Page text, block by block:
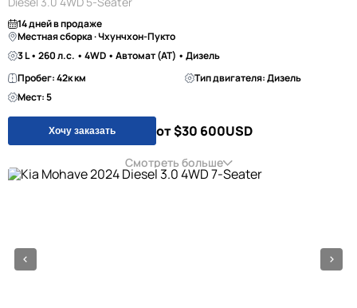
14 дней в продаже
Местная сборка · Чхунчхон-Пукто
3 L • 260 л.с. • 4WD • Автомат (AT) • Дизель
Пробег: 42к км
Тип двигателя: Дизель
Мест: 5
Хочу заказать от $30 600USD
Смотреть больше